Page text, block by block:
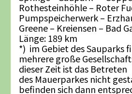
Rothesteinhöhle – Roter
Pumpspeicherwerk –
Greene – Kreiensen – Bad
Länge: 189 km
*) im Gebiet des Sauparks
mehrere große
dieser Zeit ist das Betreten
des Mauerparkes nicht
befinden sich dann